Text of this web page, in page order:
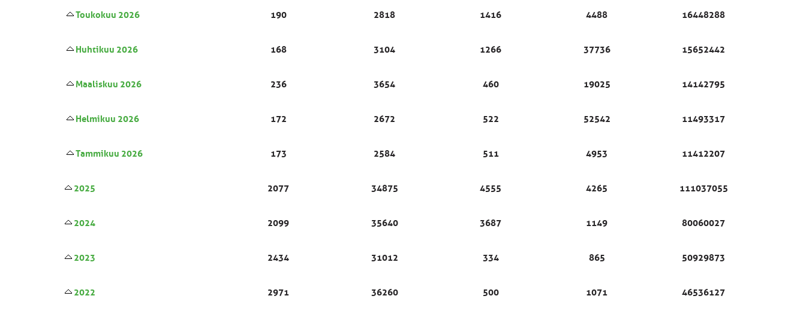
Toukokuu 2026 190 2818 1416 4488 16448288
Huhtikuu 2026 168 3104 1266 37736 15652442
Maaliskuu 2026 236 3654 460 19025 14142795
Helmikuu 2026 172 2672 522 52542 11493317
Tammikuu 2026 173 2584 511 4953 11412207
2025 2077 34875 4555 4265 111037055
2024 2099 35640 3687 1149 80060027
2023 2434 31012 334 865 50929873
2022 2971 36260 500 1071 46536127